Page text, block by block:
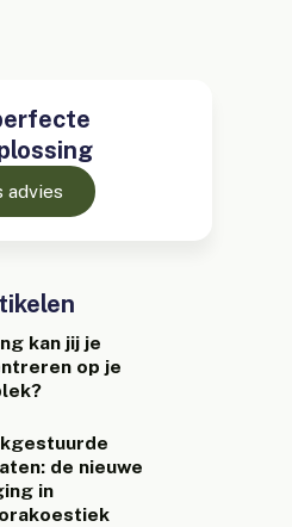
advies
kan jij je
op je
de nieuwe
in